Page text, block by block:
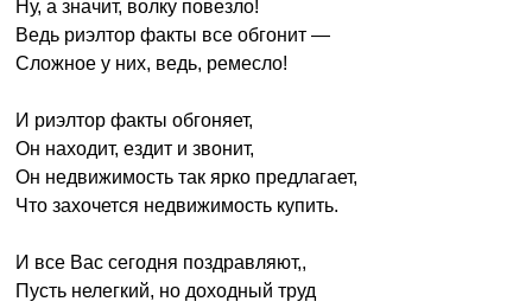
Ну, а значит, волку повезло!
Ведь риэлтор факты все обгонит —
Сложное у них, ведь, ремесло!
И риэлтор факты обгоняет,
Он находит, ездит и звонит,
Он недвижимость так ярко предлагает,
Что захочется недвижимость купить.
И все Вас сегодня поздравляют,,
Пусть нелегкий, но доходный труд